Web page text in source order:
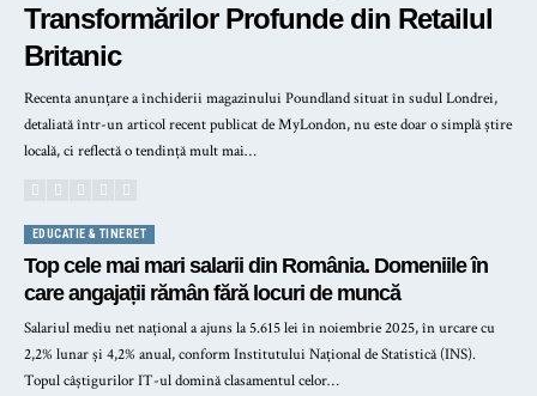
Transformărilor Profunde din Retailul
Britanic
Recenta anunțare a închiderii magazinului Poundland situat în sudul Londrei,
detaliată într-un articol recent publicat de MyLondon, nu este doar o simplă știre
locală, ci reflectă o tendință mult mai…
EDUCATIE & TINERET
Top cele mai mari salarii din România. Domeniile în
care angajații rămân fără locuri de muncă
Salariul mediu net național a ajuns la 5.615 lei în noiembrie 2025, în urcare cu
2,2% lunar și 4,2% anual, conform Institutului Național de Statistică (INS).
Topul câștigurilor IT-ul domină clasamentul celor…